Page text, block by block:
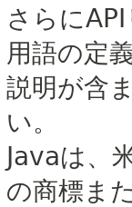
さらに
用語の定
説明が含
い。
Javaは、
の商標ま